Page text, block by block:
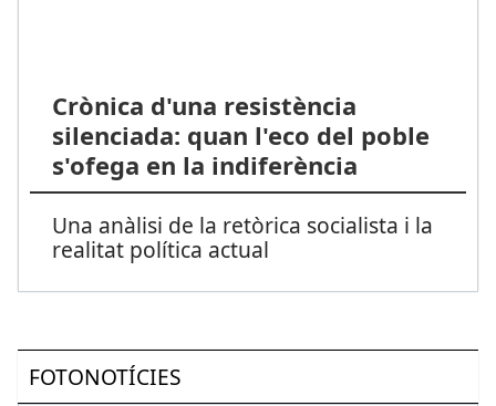
Crònica d'una resistència
silenciada: quan l'eco del poble
s'ofega en la indiferència
Una anàlisi de la retòrica socialista i la
realitat política actual
FOTONOTÍCIES